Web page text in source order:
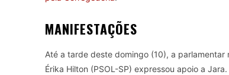
MANIFESTAÇÕES
Até a tarde deste domingo (10), a
Érika Hilton (PSOL-SP) expressou apoio a Jara.